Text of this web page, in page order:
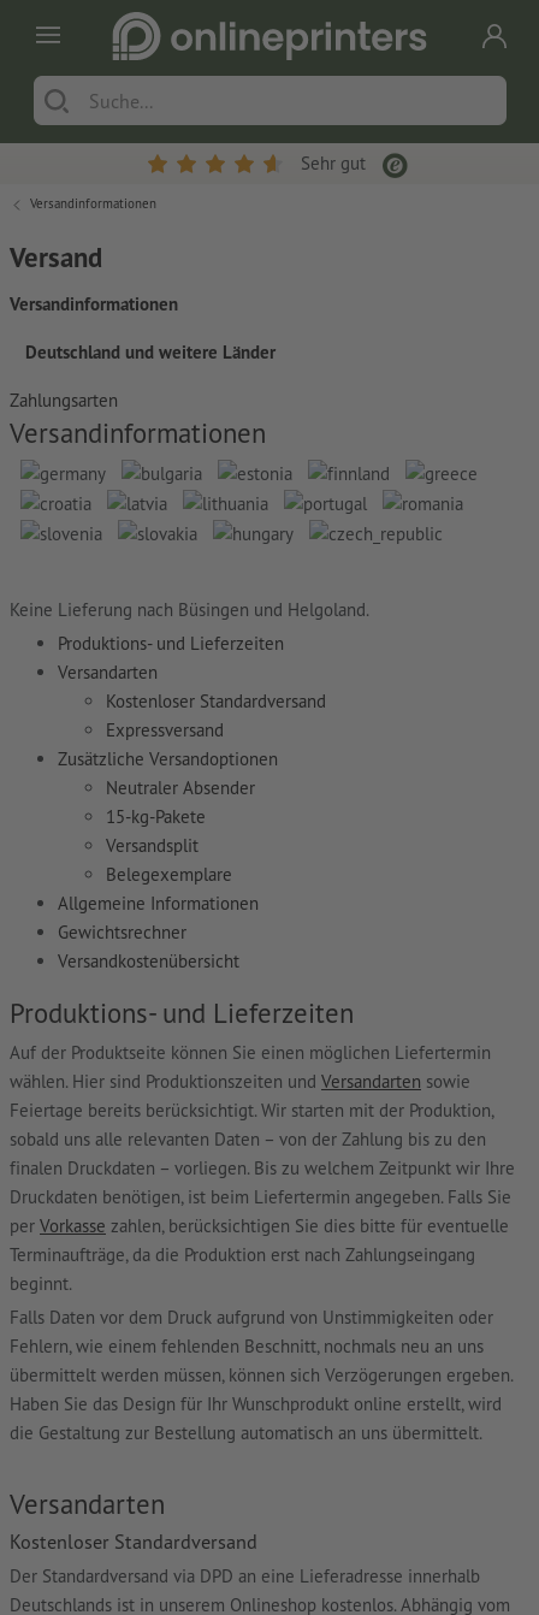
Sehr gut
Versandinformationen
Versand
Versandinformationen
Deutschland und weitere Länder
Zahlungsarten
Versandinformationen
Keine Lieferung nach Büsingen und Helgoland.
Produktions- und Lieferzeiten
Versandarten
Kostenloser Standardversand
Expressversand
Zusätzliche Versandoptionen
Neutraler Absender
15-kg-Pakete
Versandsplit
Belegexemplare
Allgemeine Informationen
Gewichtsrechner
Versandkostenübersicht
Produktions- und Lieferzeiten
Auf der Produktseite können Sie einen möglichen Liefertermin
wählen. Hier sind Produktionszeiten und Versandarten sowie
Feiertage bereits berücksichtigt. Wir starten mit der Produktion,
sobald uns alle relevanten Daten – von der Zahlung bis zu den
finalen Druckdaten – vorliegen. Bis zu welchem Zeitpunkt wir Ihre
Druckdaten benötigen, ist beim Liefertermin angegeben. Falls Sie
per Vorkasse zahlen, berücksichtigen Sie dies bitte für eventuelle
Terminaufträge, da die Produktion erst nach Zahlungseingang
beginnt.
Falls Daten vor dem Druck aufgrund von Unstimmigkeiten oder
Fehlern, wie einem fehlenden Beschnitt, nochmals neu an uns
übermittelt werden müssen, können sich Verzögerungen ergeben.
Haben Sie das Design für Ihr Wunschprodukt online erstellt, wird
die Gestaltung zur Bestellung automatisch an uns übermittelt.
Versandarten
Kostenloser Standardversand
Der Standardversand via DPD an eine Lieferadresse innerhalb
Deutschlands ist in unserem Onlineshop kostenlos. Abhängig vom